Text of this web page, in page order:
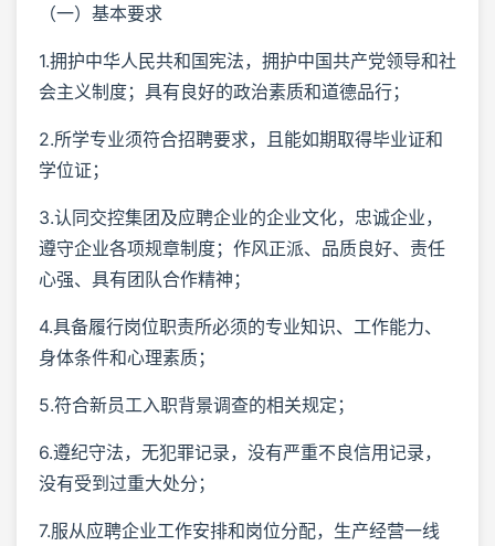
（一）基本要求
1.拥护中华人民共和国宪法，拥护中国共产党领导和社
会主义制度；具有良好的政治素质和道德品行；
2.所学专业须符合招聘要求，且能如期取得毕业证和
学位证；
3.认同交控集团及应聘企业的企业文化，忠诚企业，
遵守企业各项规章制度；作风正派、品质良好、责任
心强、具有团队合作精神；
4.具备履行岗位职责所必须的专业知识、工作能力、
身体条件和心理素质；
5.符合新员工入职背景调查的相关规定；
6.遵纪守法，无犯罪记录，没有严重不良信用记录，
没有受到过重大处分；
7.服从应聘企业工作安排和岗位分配，生产经营一线